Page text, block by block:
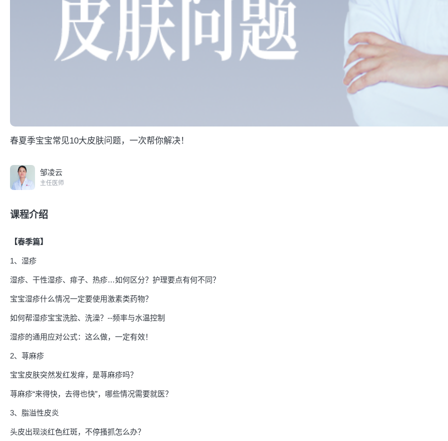
春夏季宝宝常见10大皮肤问题，一次帮你解决！
邹凌云
主任医师
课程介绍
【春季篇】
1、湿疹
湿疹、干性湿疹、痱子、热疹…如何区分？护理要点有何不同？
宝宝湿疹什么情况一定要使用激素类药物？
如何帮湿疹宝宝洗脸、洗澡？--频率与水温控制
湿疹的通用应对公式：这么做，一定有效！
2、荨麻疹
宝宝皮肤突然发红发痒，是荨麻疹吗？
荨麻疹“来得快，去得也快”，哪些情况需要就医？
3、脂溢性皮炎
头皮出现淡红色红斑，不停搔抓怎么办？